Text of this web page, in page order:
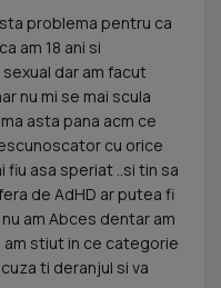
problema pentru ca
am 18 ani si
dar am facut
nu mi se mai scula
asta pana acm ce
cu orice
fiu asa speriat ..si tin sa
de AdHD ar putea fi
am Abces dentar am
stiut in ce categorie
ti deranjul si va